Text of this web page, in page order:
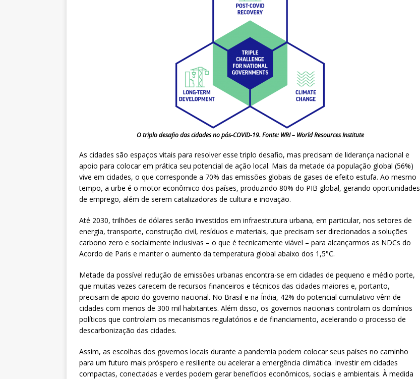
O triplo desafio das cidades no pós-COVID-19. Fonte: WRI – World Resources Institute
As cidades são espaços vitais para resolver esse triplo desafio, mas precisam de liderança nacional e
apoio para colocar em prática seu potencial de ação local. Mais da metade da população global (56%)
vive em cidades, o que corresponde a 70% das emissões globais de gases de efeito estufa. Ao mesmo
tempo, a urbe é o motor econômico dos países, produzindo 80% do PIB global, gerando oportunidades
de emprego, além de serem catalizadoras de cultura e inovação.
Até 2030, trilhões de dólares serão investidos em infraestrutura urbana, em particular, nos setores de
energia, transporte, construção civil, resíduos e materiais, que precisam ser direcionados a soluções
carbono zero e socialmente inclusivas – o que é tecnicamente viável – para alcançarmos as NDCs do
Acordo de Paris e manter o aumento da temperatura global abaixo dos 1,5°C.
Metade da possível redução de emissões urbanas encontra-se em cidades de pequeno e médio porte,
que muitas vezes carecem de recursos financeiros e técnicos das cidades maiores e, portanto,
precisam de apoio do governo nacional. No Brasil e na Índia, 42% do potencial cumulativo vêm de
cidades com menos de 300 mil habitantes. Além disso, os governos nacionais controlam os domínios
políticos que controlam os mecanismos regulatórios e de financiamento, acelerando o processo de
descarbonização das cidades.
Assim, as escolhas dos governos locais durante a pandemia podem colocar seus países no caminho
para um futuro mais próspero e resiliente ou acelerar a emergência climática. Investir em cidades
compactas, conectadas e verdes podem gerar benefícios econômicos, sociais e ambientais. À medida